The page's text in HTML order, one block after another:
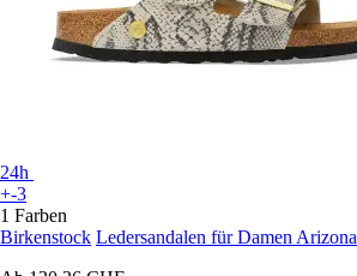
24h
+-3
1 Farben
Birkenstock Ledersandalen für Damen Arizona